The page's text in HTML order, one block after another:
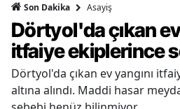
Son Dakika Asayiş
Dörtyol'da çıkan ev
itfaiye ekiplerince
Dörtyol'da çıkan ev yangını
altına alındı. Maddi hasar